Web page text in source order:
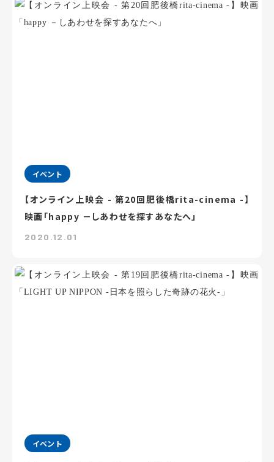
イベント
【オンライン上映会 - 第20回肥後橋rita-cinema -】
映画「happy －しあわせを探すあなたへ」
2020.12.01
イベント